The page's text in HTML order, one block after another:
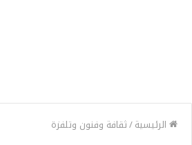
الرئيسية/ثقافة وفنون وتلفزة